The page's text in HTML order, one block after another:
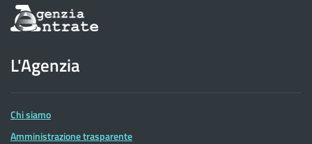
Informazioni
sul
dell'Agenzia
delle
Entrate
L'Agenzia
Chi siamo
Amministrazione trasparente